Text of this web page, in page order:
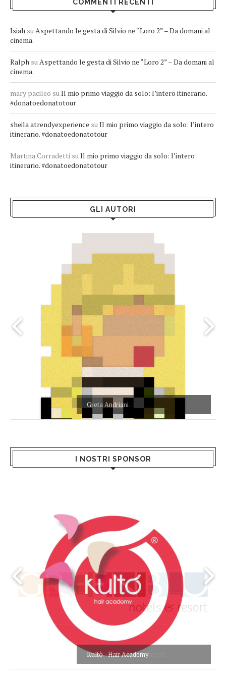
COMMENTI RECENTI
Isiah suAspettando le gesta di Silvio ne “Loro 2” – Da domani al
cinema.
Ralph suAspettando le gesta di Silvio ne “Loro 2” – Da domani al
cinema.
mary pacileo suIl mio primo viaggio da solo: l’intero itinerario.
#donatoedonatotour
sheila atrendyexperience suIl mio primo viaggio da solo: l’intero
itinerario. #donatoedonatotour
Martina Corradetti suIl mio primo viaggio da solo: l’intero
itinerario. #donatoedonatotour
GLI AUTORI
Greta Andriani
I NOSTRI SPONSOR
Kultò - Hair Academy